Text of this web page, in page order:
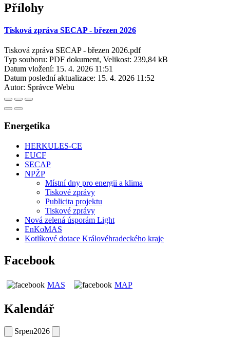
Přílohy
Tisková zpráva SECAP - březen 2026
Tisková zpráva SECAP - březen 2026.pdf
Typ souboru: PDF dokument, Velikost: 239,84 kB
Datum vložení: 15. 4. 2026 11:51
Datum poslední aktualizace: 15. 4. 2026 11:52
Autor: Správce Webu
Energetika
HERKULES-CE
EUCF
SECAP
NPŽP
Místní dny pro energii a klima
Tiskové zprávy
Publicita projektu
Tiskové zprávy
Nová zelená úsporám Light
EnKoMAS
Kotlíkové dotace Královéhradeckého kraje
Facebook
MAS MAP
Kalendář
Srpen2026